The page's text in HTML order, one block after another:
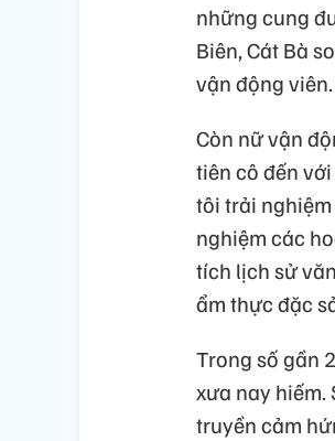
những cung
Biên, Cát Bà
vận động viên.
Còn nữ vận
tiên cô đến
tôi trải
nghiệm các
tích lịch sử
ẩm thực đặc
Trong số gần
xưa nay hiếm.
truyền cảm